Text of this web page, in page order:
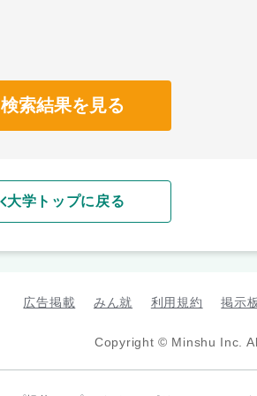
検索結果を見る
大学トップに戻る
広告掲載 みん就 利用規約 掲示
Copyright © Minshu Inc.